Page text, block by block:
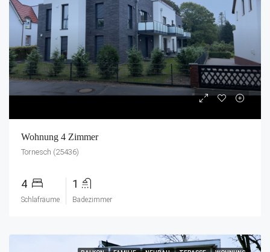
Wohnung 4 Zimmer
Tornesch (25436)
4
Schlafräume
1
Badezimmer